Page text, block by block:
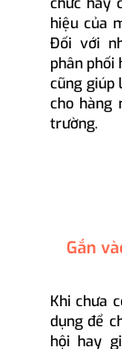
hiệu của
Đối với
phân phối
cũng giúp
cho hàng
trường.
Gắn
Khi chưa
dụng để
hội hay